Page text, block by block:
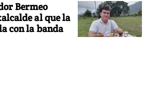
Bermeo
al que la
con la banda